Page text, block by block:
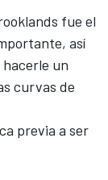
fue el
así
un
curvas de
previa a ser